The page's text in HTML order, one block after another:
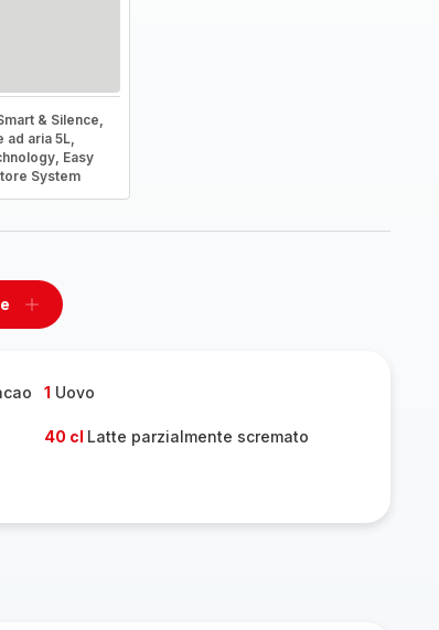
& Silence,
ad aria 5L,
Easy
System
Aggiungi
1 Uovo
40 cl Latte parzialmente scremato